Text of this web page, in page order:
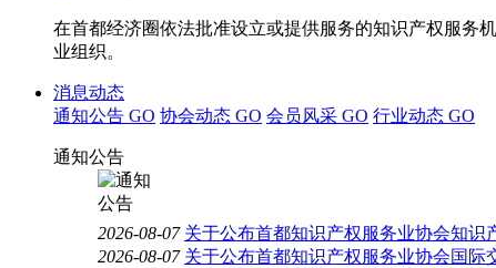
在首都经济圈依法批准设立或提供服务的知识产权服务
业组织。
消息动态
通知公告 GO 协会动态 GO 会员风采 GO 行业动态 GO
通知公告
2026-08-07 关于公布首都知识产权服务业协会知
2026-08-07 关于公布首都知识产权服务业协会国